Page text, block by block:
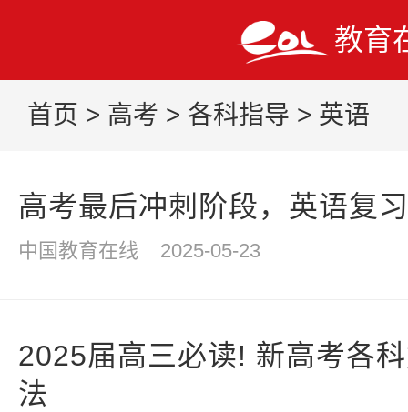
教育
首页 > 高考 > 各科指导 > 英语
高考最后冲刺阶段，英语复
中国教育在线 2025-05-23
2025届高三必读! 新高考各
法